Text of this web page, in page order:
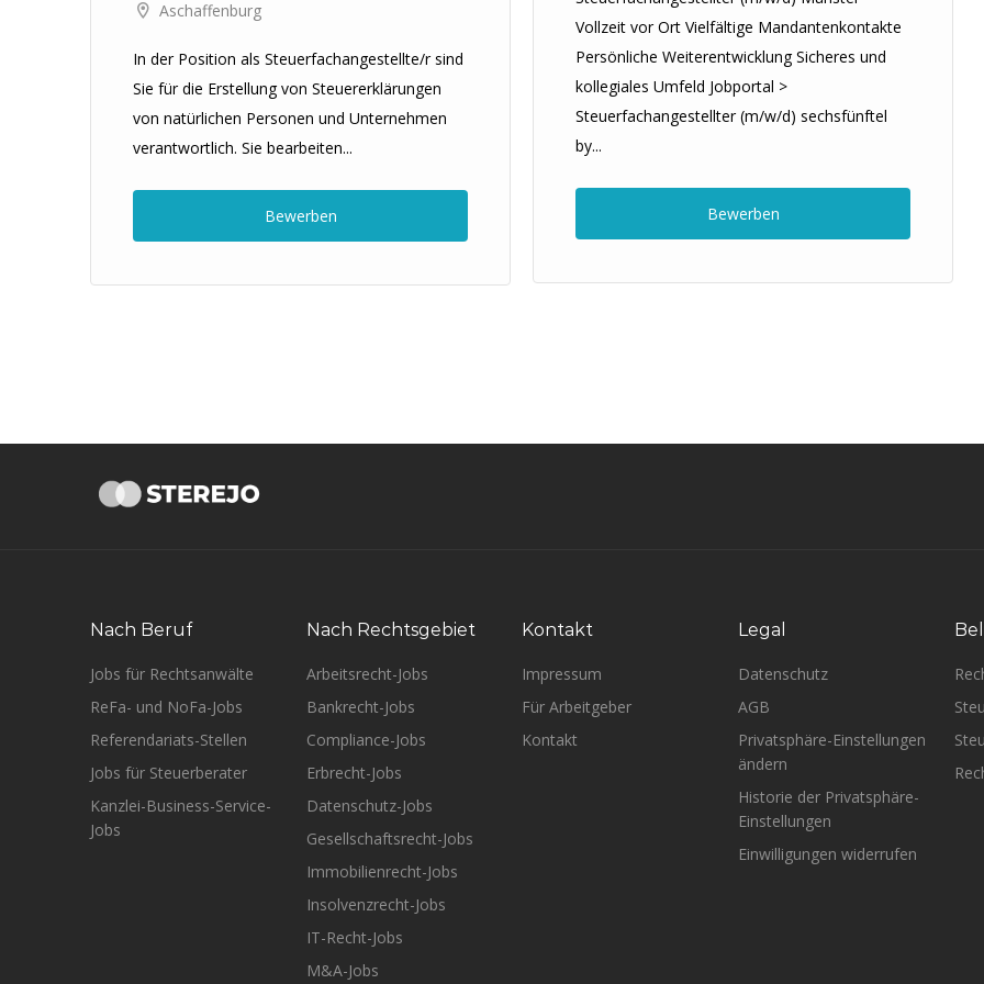
Aschaffenburg
In der Position als Steuerfachangestellte/r sind
Sie für die Erstellung von Steuererklärungen
von natürlichen Personen und Unternehmen
verantwortlich. Sie bearbeiten...
Bewerben
Vollzeit vor Ort Vielfältige Mandantenkontakte
Persönliche Weiterentwicklung Sicheres und
kollegiales Umfeld Jobportal >
Steuerfachangestellter (m/w/d) sechsfünftel
by...
Bewerben
Nach Beruf
Jobs für Rechtsanwälte
ReFa- und NoFa-Jobs
Referendariats-Stellen
Jobs für Steuerberater
Kanzlei-Business-Service-
Jobs
Nach Rechtsgebiet
Arbeitsrecht-Jobs
Bankrecht-Jobs
Compliance-Jobs
Erbrecht-Jobs
Datenschutz-Jobs
Gesellschaftsrecht-Jobs
Immobilienrecht-Jobs
Insolvenzrecht-Jobs
IT-Recht-Jobs
M&A-Jobs
Kontakt
Impressum
Für Arbeitgeber
Kontakt
Legal
Datenschutz
AGB
Privatsphäre-Einstellungen
ändern
Historie der Privatsphäre-
Einstellungen
Einwilligungen widerrufen